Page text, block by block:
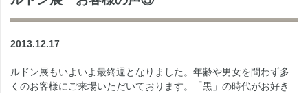
2013.12.17
ルドン展もいよいよ最終週となりました。年齢や男女を問わず多
くのお客様にご来場いただいております。「黒」の時代がお好き